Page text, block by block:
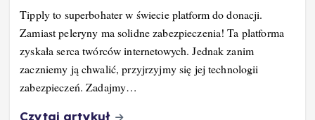
Tipply to superbohater w świecie platform do donacji.
Zamiast peleryny ma solidne zabezpieczenia! Ta platforma
zyskała serca twórców internetowych. Jednak zanim
zaczniemy ją chwalić, przyjrzyjmy się jej technologii
zabezpieczeń. Zadajmy…
Czytaj artykuł